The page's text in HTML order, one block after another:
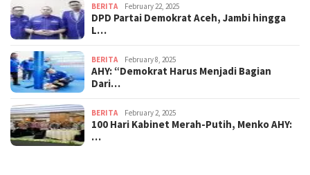
BERITA February 22, 2025
DPD Partai Demokrat Aceh, Jambi hingga
L…
BERITA February 8, 2025
AHY: “Demokrat Harus Menjadi Bagian
Dari…
BERITA February 2, 2025
100 Hari Kabinet Merah-Putih, Menko AHY:
…